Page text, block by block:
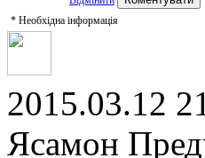
* Необхідна інформація
2015.03.12
Ясамон